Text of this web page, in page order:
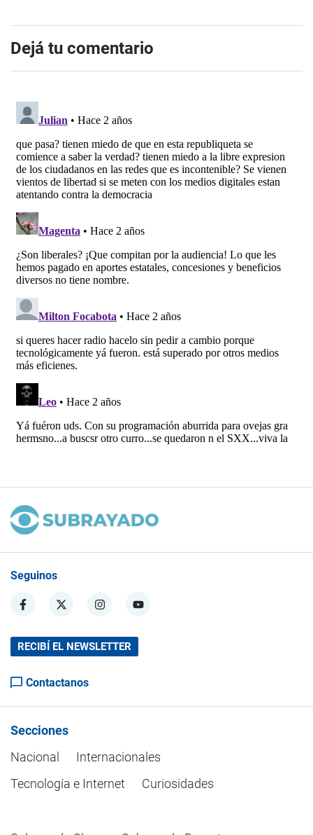
Dejá tu comentario
Seguinos
RECIBÍ EL NEWSLETTER
Contactanos
Secciones
Nacional
Internacionales
Tecnología e Internet
Curiosidades